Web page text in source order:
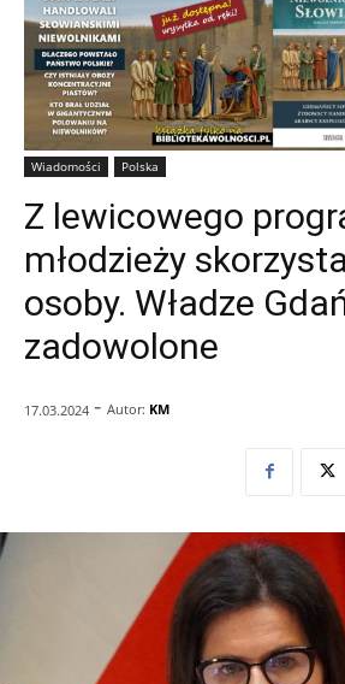
Wiadomości Polska
Z lewicowego
młodzieży
osoby. Władze
zadowolone
17.03.2024 - Autor: KM